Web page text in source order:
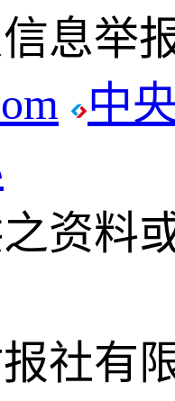
息举
中
资料
社有